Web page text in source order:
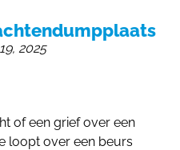
2025
of een grief over een
loopt over een beurs